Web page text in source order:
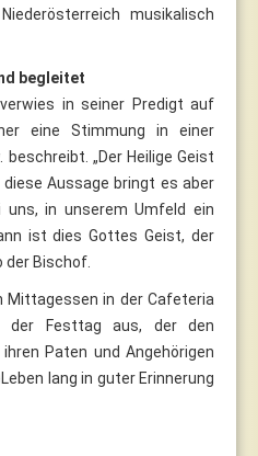
musikalisch
begleitet
in seiner Predigt auf
eine Stimmung in einer
„Der Heilige Geist
Aussage bringt es aber
uns, in unserem Umfeld ein
ist dies Gottes Geist, der
Bischof.
Mittagessen in der Cafeteria
der Festtag aus, der den
Paten und Angehörigen
lang in guter Erinnerung